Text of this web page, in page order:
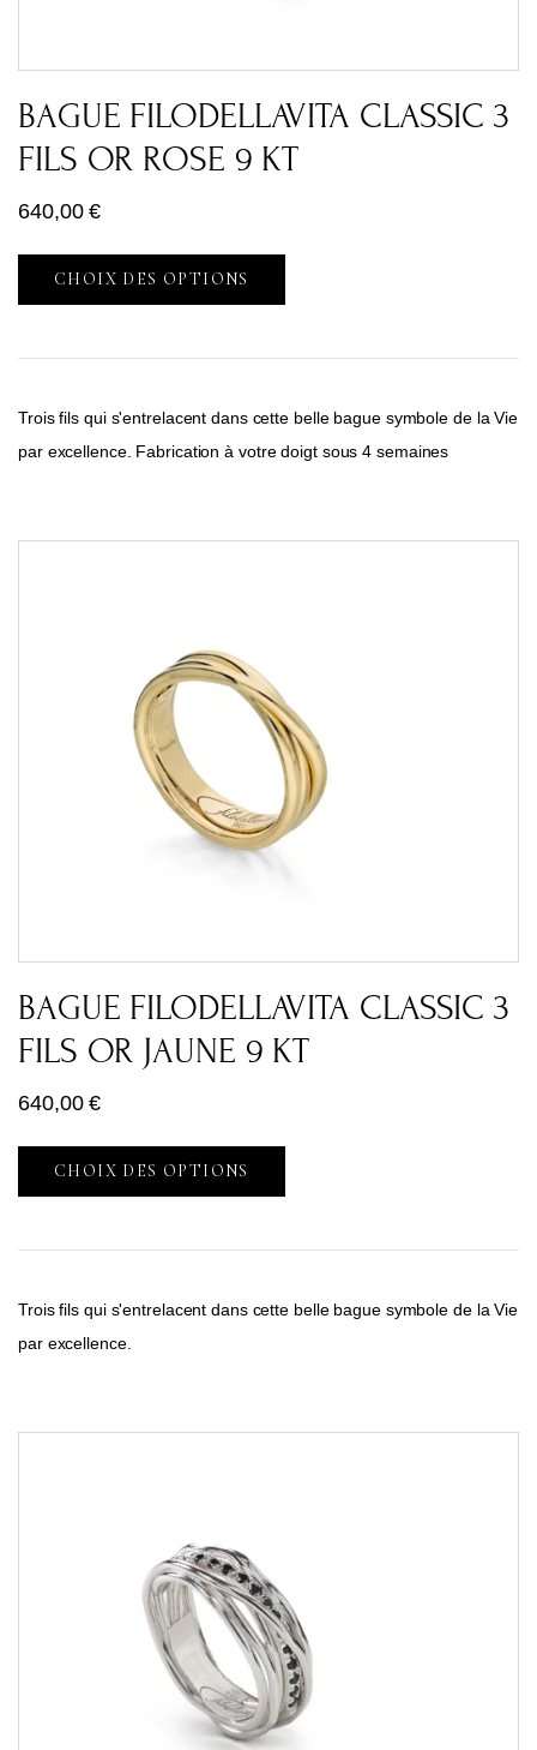
BAGUE FILODELLAVITA CLASSIC 3
FILS OR ROSE 9 KT
640,00€
CHOIX DES OPTIONS
Trois fils qui s'entrelacent dans cette belle bague symbole de la Vie
par excellence. Fabrication à votre doigt sous 4 semaines
BAGUE FILODELLAVITA CLASSIC 3
FILS OR JAUNE 9 KT
640,00€
CHOIX DES OPTIONS
Trois fils qui s'entrelacent dans cette belle bague symbole de la Vie
par excellence.